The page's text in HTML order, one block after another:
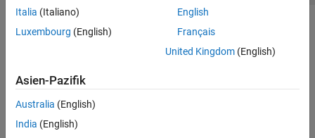
Italia (Italiano)
Luxembourg (English)
English
Français
United Kingdom(English)
Asien-Pazifik
Australia (English)
India (English)